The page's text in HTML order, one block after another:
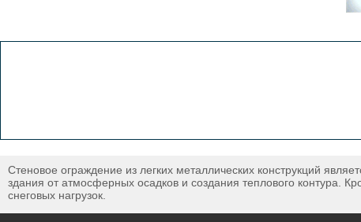
Стеновое ограждение из легких металлических конструкций
здания от атмосферных осадков и создания теплового контура.
снеговых нагрузок.